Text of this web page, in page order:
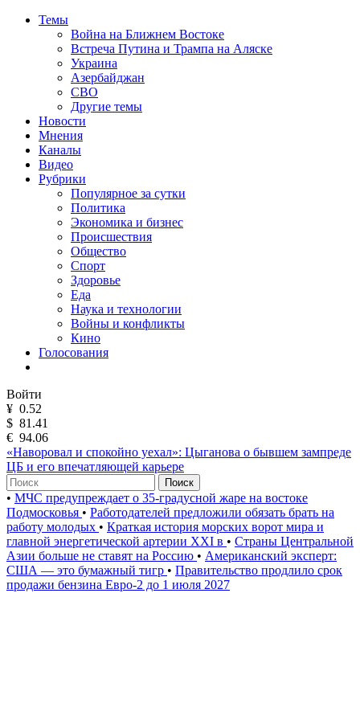
Темы
Война на Ближнем Востоке
Встреча Путина и Трампа на Аляске
Украина
Азербайджан
СВО
Другие темы
Новости
Мнения
Каналы
Видео
Рубрики
Популярное за сутки
Политика
Экономика и бизнес
Происшествия
Общество
Спорт
Здоровье
Еда
Наука и технологии
Войны и конфликты
Кино
Голосования
Войти
¥ 0.52
$ 81.41
€ 94.06
«Наворовал и спокойно уехал»: Цыганова о бывшем зампреде
ЦБ и его впечатляющей карьере
Поиск
• МЧС предупреждает о 35-градусной жаре на востоке
Подмосковья • Работодателей предложили обязать брать на
работу молодых • Краткая история морских ворот мира и
главной энергетической артерии XXI в • Страны Центральной
Азии больше не ставят на Россию • Американский эксперт:
США — это бумажный тигр • Правительство продлило срок
продажи бензина Евро-2 до 1 июля 2027